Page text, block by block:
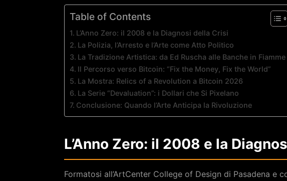
Table of Contents
L’Anno Zero: il 2008 e la Diagnosi della Crisi
La Polizia, l’Arresto e l’Arte come Atto Politico
La Tradizione Artistica: da Ed Ruscha alle Banche in Fiamme
Il Percorso verso Bitcoin: “Fix the Money, Fix the World”
La Mostra: Relics of a Revolution a Bitcoin 2026
La Serie “Devaluation”: i Dollari che Si Pixelano
Conclusione: Quando l’Arte Anticipa la Rivoluzione
L’Anno Zero: il 2008 e la
Formatosi all’ArtCenter College of Design di Pasadena e